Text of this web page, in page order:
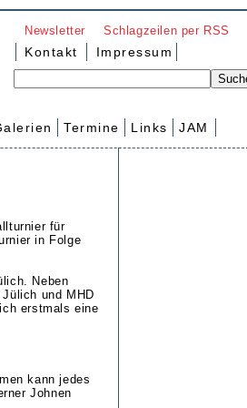
Newsletter Schlagzeilen per RSS
Kontakt Impressum
Termine Links JAM
für
in Folge
Neben
und MHD
erstmals eine
kann jedes
Johnen